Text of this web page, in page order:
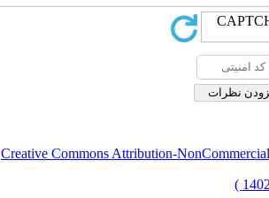
Creative Commons Attribution-